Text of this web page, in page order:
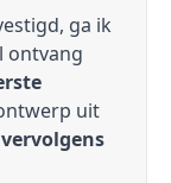
ga ik
ontvang
uit